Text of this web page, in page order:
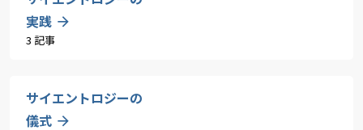
実践
3 記事
サイエントロジーの
儀式